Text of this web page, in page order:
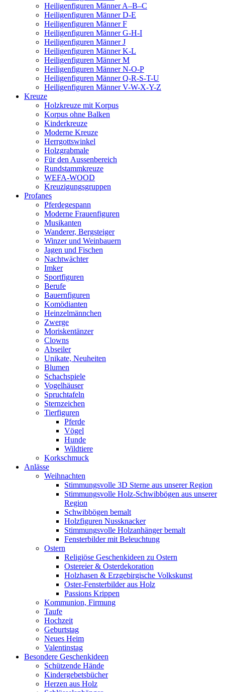
Heiligenfiguren Männer A–B–C
Heiligenfiguren Männer D-E
Heiligenfiguren Männer F
Heiligenfiguren Männer G-H-I
Heiligenfiguren Männer J
Heiligenfiguren Männer K-L
Heiligenfiguren Männer M
Heiligenfiguren Männer N-O-P
Heiligenfiguren Männer Q-R-S-T-U
Heiligenfiguren Männer V-W-X-Y-Z
Kreuze
Holzkreuze mit Korpus
Korpus ohne Balken
Kinderkreuze
Moderne Kreuze
Herrgottswinkel
Holzgrabmale
Für den Aussenbereich
Rundstammkreuze
WEFA-WOOD
Kreuzigungsgruppen
Profanes
Pferdegespann
Moderne Frauenfiguren
Musikanten
Wanderer, Bergsteiger
Winzer und Weinbauern
Jagen und Fischen
Nachtwächter
Imker
Sportfiguren
Berufe
Bauernfiguren
Komödianten
Heinzelmännchen
Zwerge
Moriskentänzer
Clowns
Abseiler
Unikate, Neuheiten
Blumen
Schachspiele
Vogelhäuser
Spruchtafeln
Sternzeichen
Tierfiguren
Pferde
Vögel
Hunde
Wildtiere
Korkschmuck
Anlässe
Weihnachten
Stimmungsvolle 3D Sterne aus unserer Region
Stimmungsvolle Holz-Schwibbögen aus unserer
Region
Schwibbögen bemalt
Holzfiguren Nussknacker
Stimmungsvolle Holzanhänger bemalt
Fensterbilder mit Beleuchtung
Ostern
Religiöse Geschenkideen zu Ostern
Ostereier & Osterdekoration
Holzhasen & Erzgebirgische Volkskunst
Oster-Fensterbilder aus Holz
Passions Krippen
Kommunion, Firmung
Taufe
Hochzeit
Geburtstag
Neues Heim
Valentinstag
Besondere Geschenkideen
Schützende Hände
Kindergebetsbücher
Herzen aus Holz